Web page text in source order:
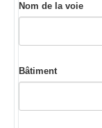
Nom de la voie
Bâtiment